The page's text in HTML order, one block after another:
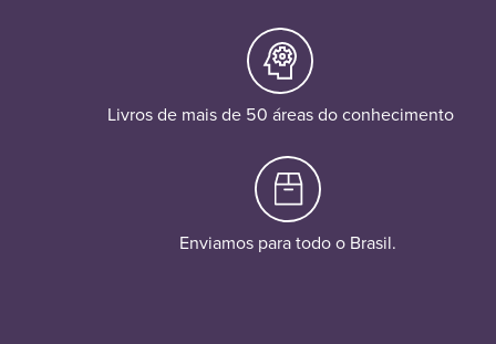
Livros de mais de 50 áreas do conhecimento
Enviamos para todo o Brasil.